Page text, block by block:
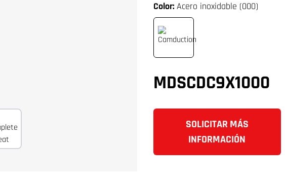
Color:Acero inoxidable (000)
MDSCDC9X1000
SOLICITAR MÁS
INFORMACIÓN